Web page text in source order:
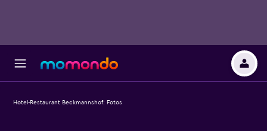
Hotel-Restaurant Beckmannshof: Fotos